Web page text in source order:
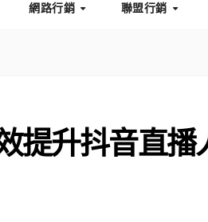
網路行銷 聯盟行銷
提升抖音直播